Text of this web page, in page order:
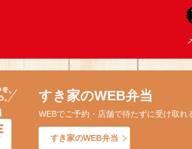
すき家のWEB弁当
WEBでご予約・店舗で待たずに受け取れ
すき家のWEB弁当